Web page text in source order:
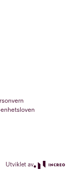
Utviklet av